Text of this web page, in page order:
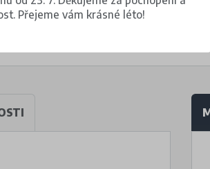
za 1 balení (10 kusů)
Přejeme vám krásné léto!